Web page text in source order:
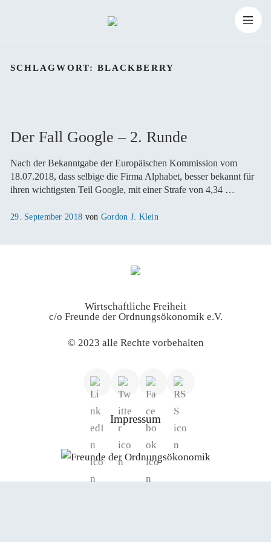
Inhalt
nach:
SCHLAGWORT: BLACKBERRY
Der Fall Google – 2. Runde
Nach der Bekanntgabe der Europäischen Kommission vom
18.07.2018, dass selbige die Firma Alphabet, besser bekannt für
ihren wichtigsten Teil Google, mit einer Strafe von 4,34 …
Veröffentlicht
29. September 2018 von Gordon J. Klein
Wirtschaftliche Freiheit
c/o Freunde der Ordnungsökonomik e.V.
© 2023 alle Rechte vorbehalten
Impressum